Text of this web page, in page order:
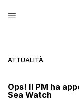
ATTUALITÀ
Ops! Il PM ha
Sea Watch